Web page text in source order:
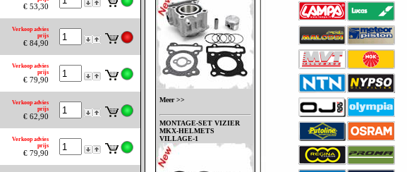
€ 53,30
Verkoop advies
prijs
€ 84,90
Verkoop advies
prijs
€ 79,90
Verkoop advies
prijs
€ 62,90
Verkoop advies
prijs
€ 79,90
Meer >>
MONTAGE-SET VIZIER
MKX-HELMETS
VILLAGE-1